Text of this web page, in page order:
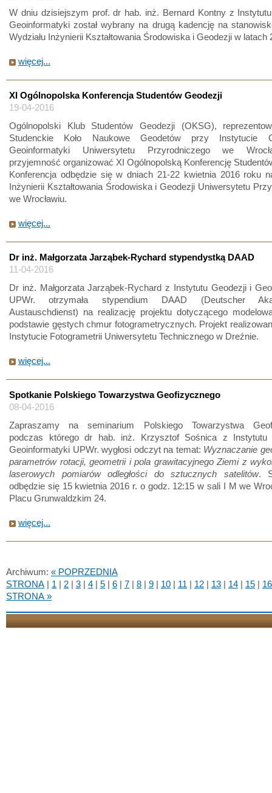
W dniu dzisiejszym prof. dr hab. inż. Bernard Kontny z
Geoinformatyki został wybrany na drugą kadencję na
Wydziału Inżynierii Kształtowania Środowiska i Geodezji w latach
więcej...
XI Ogólnopolska Konferencja Studentów Geodezji
19-04-2016
Ogólnopolski Klub Studentów Geodezji (OKSG),
Studenckie Koło Naukowe Geodetów przy Instytucie
Geoinformatyki Uniwersytetu Przyrodniczego we
przyjemność organizować XI Ogólnopolską Konferencję
Konferencja odbędzie się w dniach 21-22 kwietnia 2016 roku
Inżynierii Kształtowania Środowiska i Geodezji Uniwersytetu
we Wrocławiu.
więcej...
Dr inż. Małgorzata Jarząbek-Rychard stypendystką DAAD
11-04-2016
Dr inż. Małgorzata Jarząbek-Rychard z Instytutu Geodezji i
UPWr. otrzymała stypendium DAAD (Deutscher
Austauschdienst) na realizację projektu dotyczącego
podstawie gęstych chmur fotogrametrycznych. Projekt
Instytucie Fotogrametrii Uniwersytetu Technicznego w Dreźnie.
więcej...
Spotkanie Polskiego Towarzystwa Geofizycznego
08-04-2016
Zapraszamy na seminarium Polskiego Towarzystwa
podczas którego dr hab. inż. Krzysztof Sośnica z Instytutu
Geoinformatyki UPWr. wygłosi odczyt na temat: Wyznaczanie
parametrów rotacji, geometrii i pola grawitacyjnego Ziemi z
laserowych pomiarów odległości do sztucznych satelitów.
odbędzie się 15 kwietnia 2016 r. o godz. 12:15 w sali I M we
Placu Grunwaldzkim 24.
więcej...
Archiwum: « POPRZEDNIA
STRONA | 1 | 2 | 3 | 4 | 5 | 6 | 7 | 8 | 9 | 10 | 11 | 12 | 13 | 14 | 15 | 16
STRONA »